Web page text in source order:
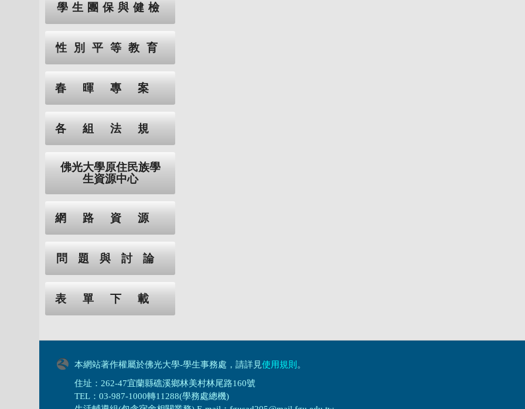
學生團保與健檢
性別平等教育
春暉專案
各組法規
佛光大學原住民族學
生資源中心
網路資源
問題與討論
表單下載
本網站著作權屬於佛光大學-學生事務處，請詳見使用規則 。
住址：262-47宜蘭縣礁溪鄉林美村林尾路160號
TEL：03-987-1000轉11288(學務處總機)